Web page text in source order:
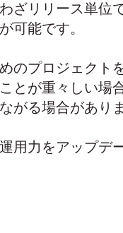
ざリリース単位
可能です。
のプロジェクト
とが重々しい場
がる場合がありま
用力をアップデ